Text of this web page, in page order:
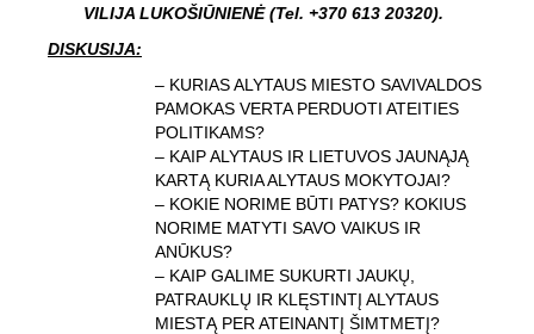
VILIJA LUKOŠIŪNIENĖ (Tel. +370 613 20320).
DISKUSIJA:
– KURIAS ALYTAUS MIESTO SAVIVALDOS
PAMOKAS VERTA PERDUOTI ATEITIES
POLITIKAMS?
– KAIP ALYTAUS IR LIETUVOS JAUNĄJĄ
KARTĄ KURIA ALYTAUS MOKYTOJAI?
– KOKIE NORIME BŪTI PATYS? KOKIUS
NORIME MATYTI SAVO VAIKUS IR
ANŪKUS?
– KAIP GALIME SUKURTI JAUKŲ,
PATRAUKLŲ IR KLĘSTINTĮ ALYTAUS
MIESTĄ PER ATEINANTĮ ŠIMTMETĮ?